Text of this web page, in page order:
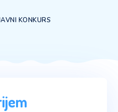
KONKURS